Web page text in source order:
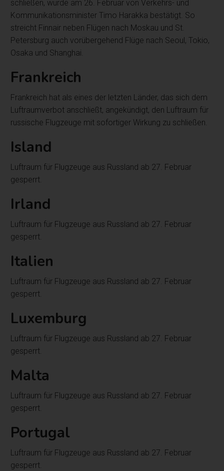
schließen, wurde am 26. Februar von Verkehrs- und
Kommunikationsminister Timo Harakka bestätigt. So
streicht Finnair neben Flügen nach Moskau und St.
Petersburg auch vorübergehend Flüge nach Seoul, Tokio,
Osaka und Shanghai.
Frankreich
Frankreich hat als eines der letzten Länder, das sich dem
Luftraumverbot anschließt, angekündigt, den Luftraum für
russische Flugzeuge mit sofortiger Wirkung zu schließen.
Island
Luftraum für Flugzeuge aus Russland ab 27. Februar
gesperrt.
Irland
Luftraum für Flugzeuge aus Russland ab 27. Februar
gesperrt.
Italien
Luftraum für Flugzeuge aus Russland ab 27. Februar
gesperrt.
Luxemburg
Luftraum für Flugzeuge aus Russland ab 27. Februar
gesperrt.
Malta
Luftraum für Flugzeuge aus Russland ab 27. Februar
gesperrt.
Portugal
Luftraum für Flugzeuge aus Russland ab 27. Februar
gesperrt.